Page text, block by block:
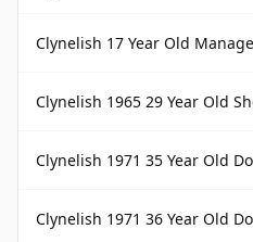
Clynelish 17 Year Old
Clynelish 1965 29 Year Old
Clynelish 1971 35 Year Old Douglas
Clynelish 1971 36 Year Old Douglas